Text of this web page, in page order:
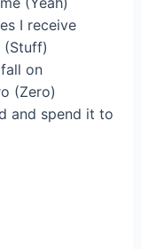
I rеceive
(Stuff)
on
(Zero)
and spend it to